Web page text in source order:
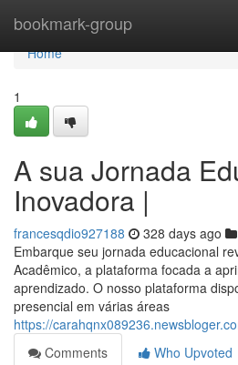
bookmark-group
Home
Home
1
A sua Jornada
Inovadora |
francesqdio927188 328 days ago
Embarque seu jornada educacional
Acadêmico, a plataforma focada a
aprendizado. O nosso plataforma
presencial em várias áreas
https://
Comments
Who Upvoted